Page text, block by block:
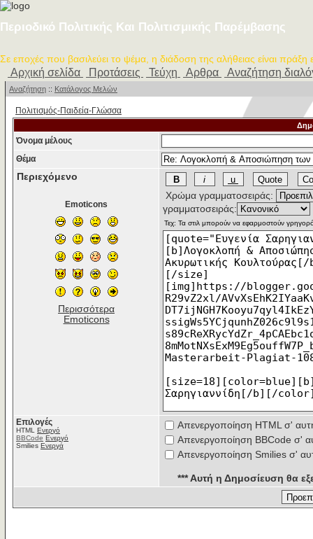
Περιοδικό Πολιτικής Και Πολιτισμικής Παρέμβασης
Σε εποχές που βασιλεύει το ψέμα, η διάδοση της αλήθειας είναι πράξη
Αρχική σελίδα Προτάσεις Τεύχη Αρθρα Αναζήτηση
Αναζήτηση :: Κατάλογος Μελών
Πολιτισμός-Παιδεία-Γλώσσα
Όνομα μέλους
Θέμα
Περιεχόμενο
Emoticons
Περισσότερα
Emoticons
Χρώμα γραμματοσειράς:
γραμματοσειράς:
Επιλογές
HTML Ενεργό
BBCode Ενεργό
Smilies Ενεργά
Απενεργοποίηση HTML σ'
Απενεργοποίηση BBCode σ'
Απενεργοποίηση Smilies σ'
*** Αυτή η Δημοσίευση θα